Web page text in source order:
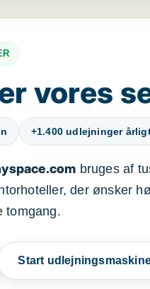
vores
+1.400 udlejninger
bruges af
der ønsker
tomgang.
Start